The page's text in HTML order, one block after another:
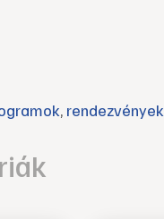
, rendezvények